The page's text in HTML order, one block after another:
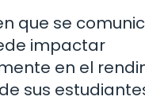
que se
impactar
en el
sus